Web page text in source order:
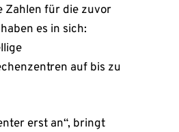
Zahlen für die zuvor
es in sich:
auf bis zu
erst an“, bringt